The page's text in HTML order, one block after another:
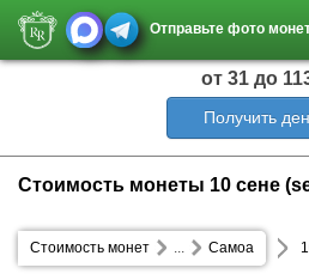
Отправьте фото
от 31 до
Получить
Стоимость монеты 10 сене
Стоимость монет Самоа
...